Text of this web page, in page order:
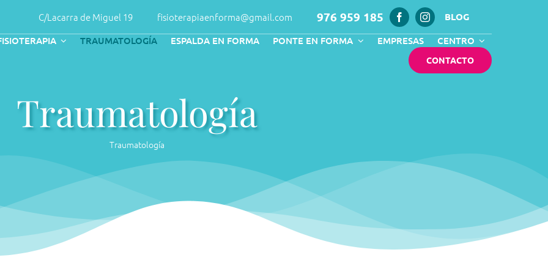
C/Lacarra de Miguel 19 fisioterapiaenforma@gmail.com 976 959 185
BLOG
TRAUMATOLOGÍA ESPALDA EN FORMA PONTE EN FORMA EMPRESAS CENTRO
CONTACTO
Traumatología
Traumatología